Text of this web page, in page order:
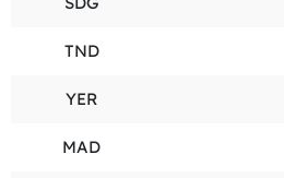
TND
YER
MAD